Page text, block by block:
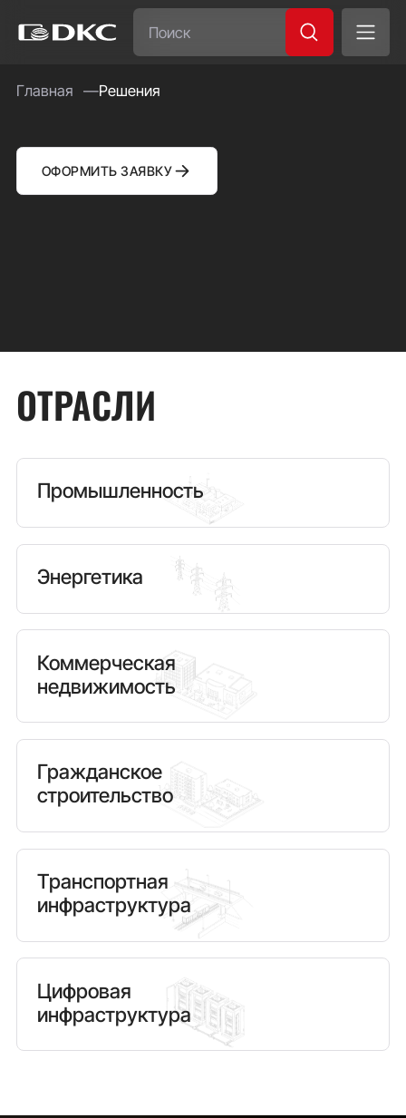
Главная Решения
ОФОРМИТЬ ЗАЯВКУ
ОТРАСЛИ
Промышленность
Энергетика
Коммерческая
недвижимость
Гражданское
строительство
Транспортная
инфраструктура
Цифровая
инфраструктура
Часто ищут: